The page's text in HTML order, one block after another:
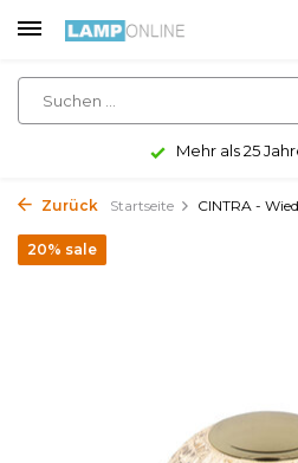
Mehr als 25
Zurück Startseite CINTRA -
20% sale